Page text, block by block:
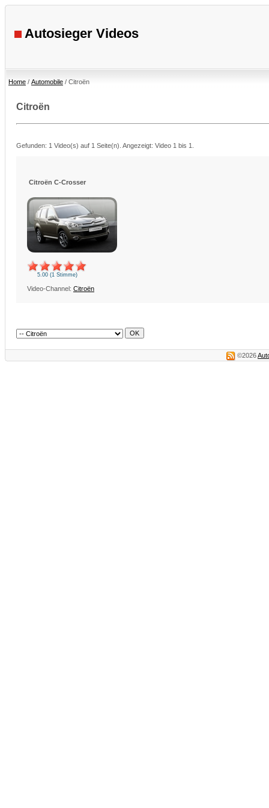
Autosieger Videos
Home / Automobile / Citroën
Citroën
Gefunden: 1 Video(s) auf 1 Seite(n). Angezeigt: Video 1 bis 1.
Citroën C-Crosser
5.00 (1 Stimme)
Video-Channel: Citroën
©2026